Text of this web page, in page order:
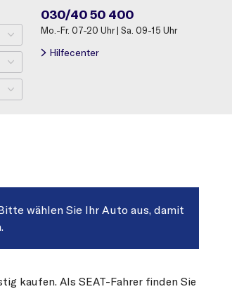
030/40 50 400
Mo.-Fr. 07-20 Uhr | Sa. 09-15 Uhr
Hilfecenter
wählen Sie Ihr Auto aus, damit
kaufen. Als SEAT-Fahrer finden Sie